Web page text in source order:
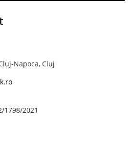
Napoca, Cluj
1798/2021